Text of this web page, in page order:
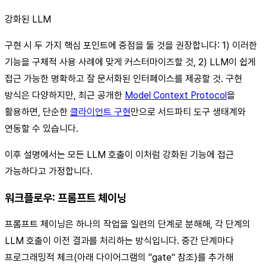
강화된 LLM
구현 시 두 가지 핵심 포인트에 중점을 둘 것을 권장합니다: 1) 이러한
기능을 구체적 사용 사례에 맞게 커스터마이즈할 것, 2) LLM이 쉽게
접근 가능한 명확하고 잘 문서화된 인터페이스를 제공할 것. 구현
방식은 다양하지만, 최근 공개한 Model Context Protocol 을
활용하면, 단순한 클라이언트 구현만으로 서드파티 도구 생태계와
연동할 수 있습니다.
이후 설명에서는 모든 LLM 호출이 이처럼 강화된 기능에 접근
가능하다고 가정합니다.
워크플로우: 프롬프트 체이닝
프롬프트 체이닝은 하나의 작업을 일련의 단계로 분해해, 각 단계의
LLM 호출이 이전 결과를 처리하는 방식입니다. 중간 단계마다
프로그래밍적 체크(아래 다이어그램의 "gate" 참조)를 추가해